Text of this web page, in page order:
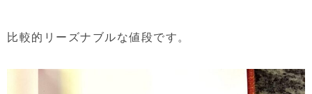
比較的リーズナブルな値段です。